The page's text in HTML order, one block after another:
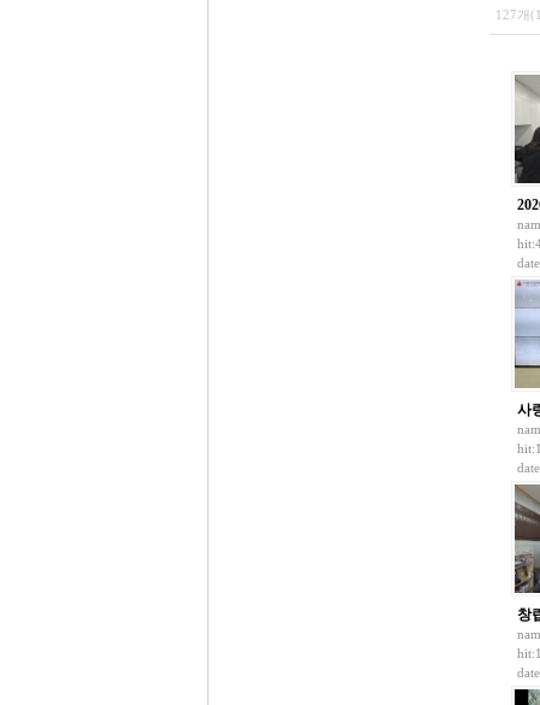
127개
사
창